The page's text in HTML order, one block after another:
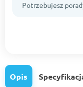
Potrzebujesz
Opis